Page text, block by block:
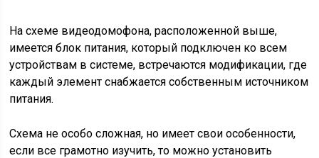
На схеме видеодомофона, расположенной выше,
имеется блок питания, который подключен ко всем
устройствам в системе, встречаются модификации, где
каждый элемент снабжается собственным источником
питания.
Схема не особо сложная, но имеет свои особенности,
если все грамотно изучить, то можно установить